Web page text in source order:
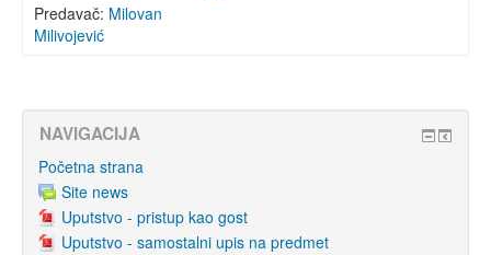
Predavač: Milovan
Milivojević
NAVIGACIJA
Početna strana
Site news
Uputstvo - pristup kao gost
Uputstvo - samostalni upis na predmet